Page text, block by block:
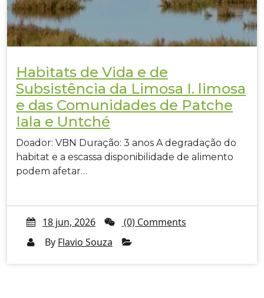
Habitats de Vida e de
Subsistência da Limosa I. limosa
e das Comunidades de Patche
Iala e Untché
Doador: VBN Duração: 3 anos A degradação do
habitat e a escassa disponibilidade de alimento
podem afetar…
18 jun, 2026
(0) Comments
By Flavio Souza